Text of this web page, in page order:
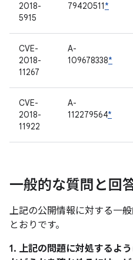
2018-
5915
79420511*
CVE-
2018-
11267
A-
109678338*
CVE-
2018-
11922
A-
112279564*
一般的な質問と回
上記の公開情報に対する一
とおりです。
1. 上記の問題に対処するよ